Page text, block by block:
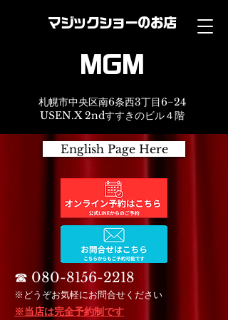
マジックショーのお店
MGM
札幌市中央区南6条西3丁目6−24
USEN.X 2ndすすきのビル４階
English Page Here
☎︎ 080-8156-2218
※どうぞお気軽にお問合せください
※当店は完全予約制です